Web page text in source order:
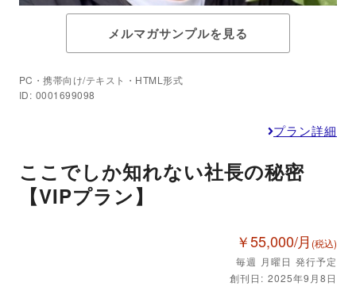
メルマガサンプルを見る
PC・携帯向け/テキスト・HTML形式
ID: 0001699098
プラン詳細
ここでしか知れない社長の秘密
【VIPプラン】
￥55,000/月 (税込)
毎週 月曜日 発行予定
創刊日: 2025年9月8日